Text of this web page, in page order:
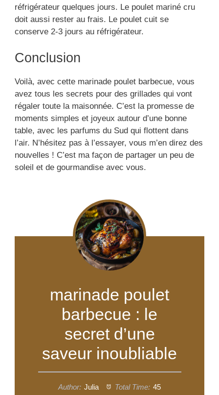
réfrigérateur quelques jours. Le poulet mariné cru
doit aussi rester au frais. Le poulet cuit se
conserve 2-3 jours au réfrigérateur.
Conclusion
Voilà, avec cette marinade poulet barbecue, vous
avez tous les secrets pour des grillades qui vont
régaler toute la maisonnée. C’est la promesse de
moments simples et joyeux autour d’une bonne
table, avec les parfums du Sud qui flottent dans
l’air. N’hésitez pas à l’essayer, vous m’en direz des
nouvelles ! C’est ma façon de partager un peu de
soleil et de gourmandise avec vous.
marinade poulet
barbecue : le
secret d’une
saveur inoubliable
Author: Julia Total Time: 45